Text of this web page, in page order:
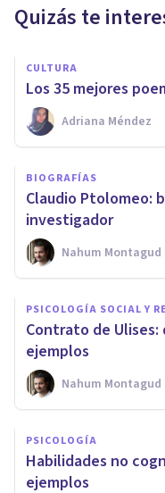
Quizás te
CULTURA
Los 35 mejores
Adriana Méndez
BIOGRAFÍAS
Claudio Ptolomeo:
investigador
Nahum Montagud
PSICOLOGÍA SOCIAL Y
Contrato de Ulises:
ejemplos
Nahum Montagud
PSICOLOGÍA
Habilidades no
ejemplos